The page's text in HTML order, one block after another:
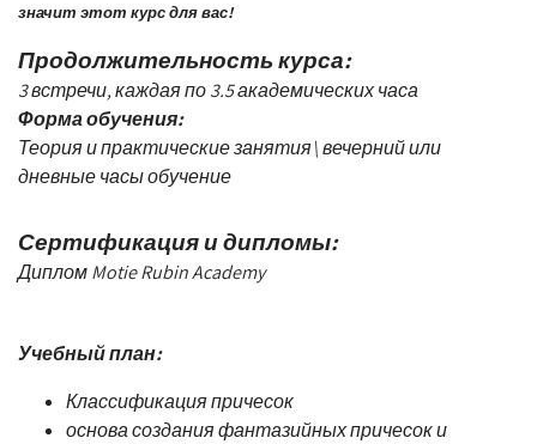
значит этот курс для вас!
Продолжительность курса:
3 встречи, каждая по 3.5 академических часа
Форма обучения:
Теория и практические занятия\ вечерний или
дневные часы обучение
Сертификация и дипломы:
Диплом Motie Rubin Academy
Учебный план:
Классификация причесок
основа создания фантазийных причесок и